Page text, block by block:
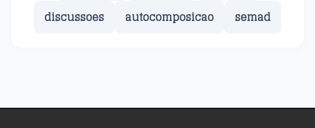
discussoes
autocomposicao semad